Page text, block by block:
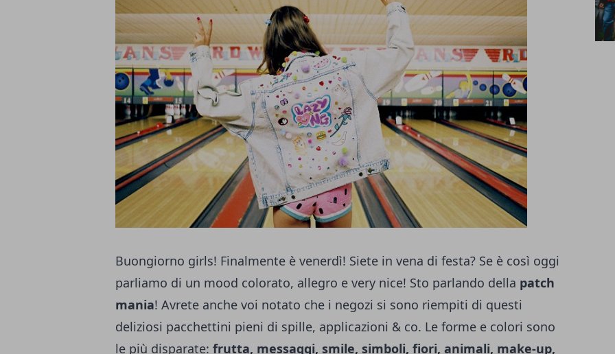
Buongiorno girls! Finalmente è venerdì! Siete in vena di festa? Se è così oggi
parliamo di un mood colorato, allegro e very nice! Sto parlando della patch
mania! Avrete anche voi notato che i negozi si sono riempiti di questi
deliziosi pacchettini pieni di spille, applicazioni & co. Le forme e colori sono
le più disparate: frutta, messaggi, smile, simboli, fiori, animali, make-up,